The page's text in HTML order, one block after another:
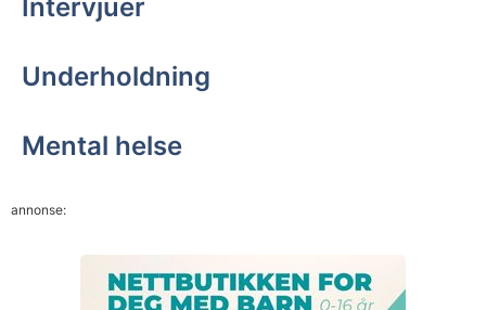
Intervjuer
Underholdning
Mental helse
annonse: